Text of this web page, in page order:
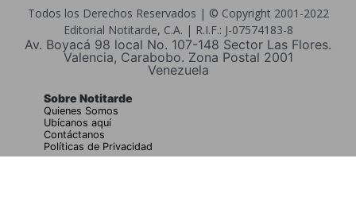
Todos los Derechos Reservados | © Copyright 2001-2022
Editorial Notitarde, C.A. | R.I.F.: J-07574183-8
Av. Boyacá 98 local No. 107-148 Sector Las Flores.
Valencia, Carabobo. Zona Postal 2001
Venezuela
Sobre Notitarde
Quienes Somos
Ubícanos aquí
Contáctanos
Políticas de Privacidad